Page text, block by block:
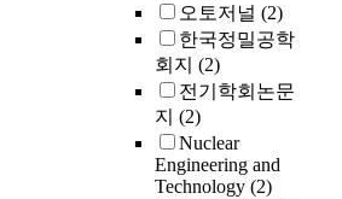
오토저널 (2)
한국정밀공학
회지 (2)
전기학회논문
지 (2)
Nuclear
Engineering and
Technology (2)